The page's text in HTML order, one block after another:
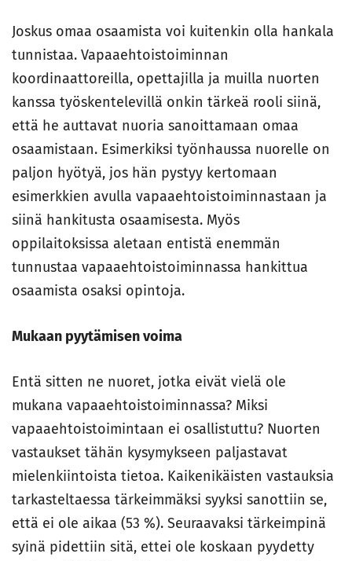
Joskus omaa osaamista voi kuitenkin olla hankala
tunnistaa. Vapaaehtoistoiminnan
koordinaattoreilla, opettajilla ja muilla nuorten
kanssa työskentelevillä onkin tärkeä rooli siinä,
että he auttavat nuoria sanoittamaan omaa
osaamistaan. Esimerkiksi työnhaussa nuorelle on
paljon hyötyä, jos hän pystyy kertomaan
esimerkkien avulla vapaaehtoistoiminnastaan ja
siinä hankitusta osaamisesta. Myös
oppilaitoksissa aletaan entistä enemmän
tunnustaa vapaaehtoistoiminnassa hankittua
osaamista osaksi opintoja.
Mukaan pyytämisen voima
Entä sitten ne nuoret, jotka eivät vielä ole
mukana vapaaehtoistoiminnassa? Miksi
vapaaehtoistoimintaan ei osallistuttu? Nuorten
vastaukset tähän kysymykseen paljastavat
mielenkiintoista tietoa. Kaikenikäisten vastauksia
tarkasteltaessa tärkeimmäksi syyksi sanottiin se,
että ei ole aikaa (53 %). Seuraavaksi tärkeimpinä
syinä pidettiin sitä, ettei ole koskaan pyydetty